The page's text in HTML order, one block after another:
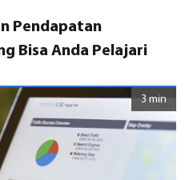
Pendapatan
Bisa Anda Pelajari
3 min